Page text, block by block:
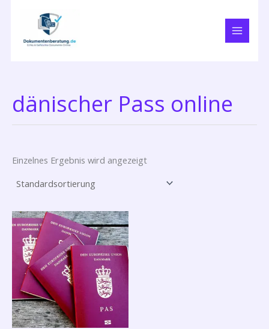
dänischer Pass online
Einzelnes Ergebnis wird angezeigt